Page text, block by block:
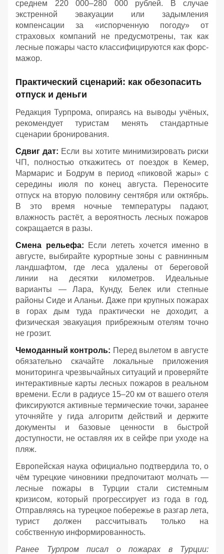
среднем 220 000–280 000 рублей. В случае
экстренной эвакуации или задымления
компенсации за «испорченную погоду» от
страховых компаний не предусмотрены, так как
лесные пожары часто классифицируются как форс-
мажор.
Практический сценарий: как обезопасить
отпуск и деньги
Редакция Турпрома, опираясь на выводы учёных,
рекомендует туристам менять стандартные
сценарии бронирования.
Сдвиг дат: Если вы хотите минимизировать риски
ЧП, полностью откажитесь от поездок в Кемер,
Мармарис и Бодрум в период «пиковой жары» с
середины июля по конец августа. Переносите
отпуск на вторую половину сентября или октябрь.
В это время ночные температуры падают,
влажность растёт, а вероятность лесных пожаров
сокращается в разы.
Смена рельефа: Если лететь хочется именно в
августе, выбирайте курортные зоны с равнинным
ландшафтом, где леса удалены от береговой
линии на десятки километров. Идеальные
варианты — Лара, Кунду, Белек или степные
районы Сиде и Аланьи. Даже при крупных пожарах
в горах дым туда практически не доходит, а
физическая эвакуация прибрежным отелям точно
не грозит.
Чемоданный контроль: Перед вылетом в августе
обязательно скачайте локальные приложения
мониторинга чрезвычайных ситуаций и проверяйте
интерактивные карты лесных пожаров в реальном
времени. Если в радиусе 15–20 км от вашего отеля
фиксируются активные термические точки, заранее
уточняйте у гида алгоритм действий и держите
документы и базовые ценности в быстрой
доступности, не оставляя их в сейфе при уходе на
пляж.
Европейская наука официально подтвердила то, о
чём турецкие чиновники предпочитают молчать —
лесные пожары в Турции стали системным
кризисом, который прогрессирует из года в год.
Отправляясь на турецкое побережье в разгар лета,
турист должен рассчитывать только на
собственную информированность.
Ранее Турпром писал о пожарах в Турции: